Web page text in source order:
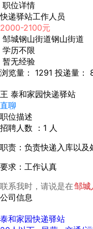
职位详情
快递驿站工作人员
2000-2100元
邹城钢山街道钢山街道
学历不限
暂无经验
浏览量： 1291 投递量：
王 泰和家园快递驿站
直聊
职位描述
招聘人数 ：1 人
职责：负责快递入库以及
要求：工作认真
联系我时，请说是在邹城
公司信息
泰和家园快递驿站